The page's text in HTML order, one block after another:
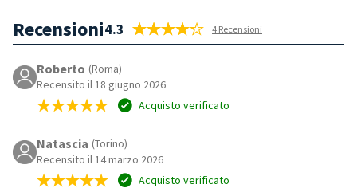
Recensioni4.3 4 Recensioni
Roberto (Roma)
Recensito il 18 giugno 2026
Acquisto verificato
Natascia (Torino)
Recensito il 14 marzo 2026
Acquisto verificato